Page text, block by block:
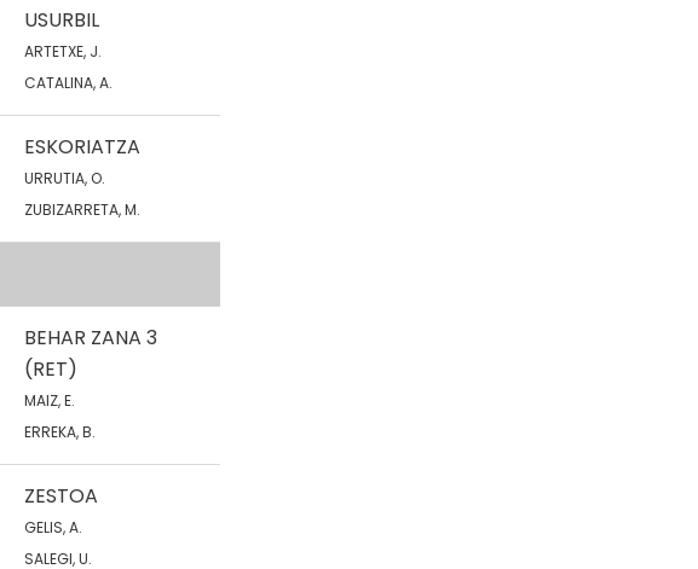
USURBIL
ARTETXE, J.
CATALINA, A.
ESKORIATZA
URRUTIA, O.
ZUBIZARRETA, M.
BEHAR ZANA 3
(RET)
MAIZ, E.
ERREKA, B.
ZESTOA
GELIS, A.
SALEGI, U.